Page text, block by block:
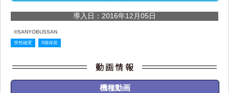
導入日：2016年12月05日
©SANYOBUSSAN
突然確変 8個保留
機種動画